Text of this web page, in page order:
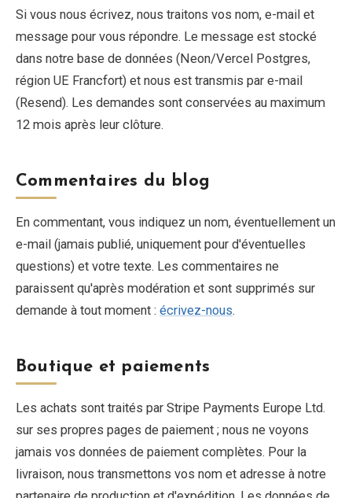
Si vous nous écrivez, nous traitons vos nom, e-mail et
message pour vous répondre. Le message est stocké
dans notre base de données (Neon/Vercel Postgres,
région UE Francfort) et nous est transmis par e-mail
(Resend). Les demandes sont conservées au maximum
12 mois après leur clôture.
Commentaires du blog
En commentant, vous indiquez un nom, éventuellement un
e-mail (jamais publié, uniquement pour d'éventuelles
questions) et votre texte. Les commentaires ne
paraissent qu'après modération et sont supprimés sur
demande à tout moment : écrivez-nous.
Boutique et paiements
Les achats sont traités par Stripe Payments Europe Ltd.
sur ses propres pages de paiement ; nous ne voyons
jamais vos données de paiement complètes. Pour la
livraison, nous transmettons vos nom et adresse à notre